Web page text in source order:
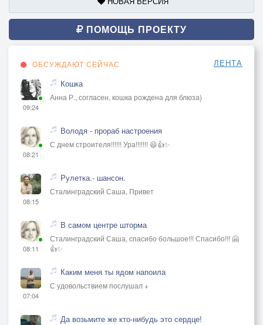
ПОМОЩЬ ПРОЕКТУ
ОБСУЖДАЮТ СЕЙЧАС ЛЕНТА
09:24
Кошка
Анна Р., согласен, кошка рождена для блюза)
08:21
Володя - прораб настроения
С днем строителя!!!!!! Ура!!!!!!! 😃👍✨
08:15
Рулетка.- шансон.
Сталинградский Саша, Привет
08:11
В самом центре шторма
Сталинградский Саша, спасибо большое!!! Спасибо!!! 🤗
👍✨
07:04
Каким меня ты ядом напоила
С удовольствием послушал +
Да возьмите же кто-нибудь это сердце!